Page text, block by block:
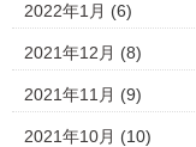
2022年1月 (6)
2021年12月 (8)
2021年11月 (9)
2021年10月 (10)